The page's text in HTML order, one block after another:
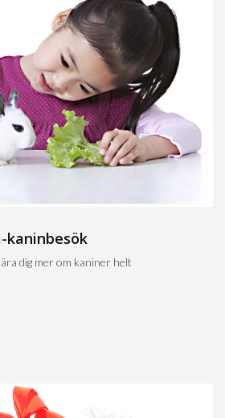
kaninbesök
dig mer om kaniner helt